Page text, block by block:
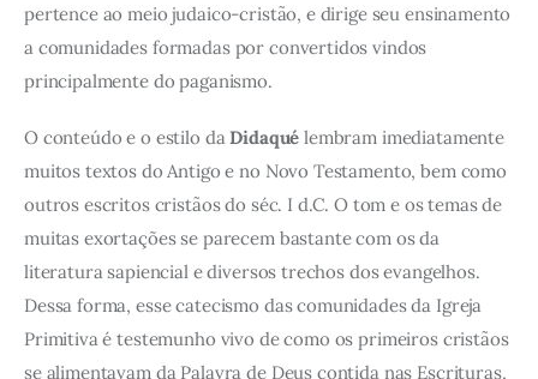
pertence ao meio judaico-cristão, e dirige seu ensinamento
a comunidades formadas por convertidos vindos
principalmente do paganismo.
O conteúdo e o estilo daDidaqué lembram imediatamente
muitos textos do Antigo e no Novo Testamento, bem como
outros escritos cristãos do séc. I d.C. O tom e os temas de
muitas exortações se parecem bastante com os da
literatura sapiencial e diversos trechos dos evangelhos.
Dessa forma, esse catecismo das comunidades da Igreja
Primitiva é testemunho vivo de como os primeiros cristãos
se alimentavam da Palavra de Deus contida nas Escrituras,